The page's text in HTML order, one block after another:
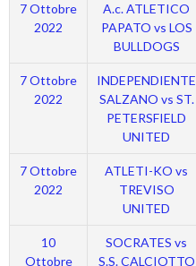
7 Ottobre
2022
A.c. ATLETICO
PAPATO vs LOS
BULLDOGS
7 Ottobre
2022
INDEPENDIENTE
SALZANO vs ST.
PETERSFIELD
UNITED
7 Ottobre
2022
ATLETI-KO vs
TREVISO
UNITED
10
Ottobre
SOCRATES vs
S.S. CALCIOTTO